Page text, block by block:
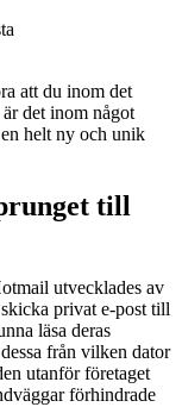
att du inom det
det inom något
helt ny och unik
till
utvecklades av
privat e-post till
läsa deras
från vilken dator
utanför företaget
förhindrade